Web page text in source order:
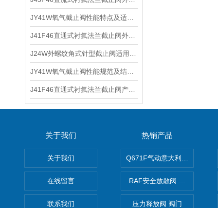
关于我们
关于我们
在线留言
联系我们
热销产品
Q671F气动意大利式薄型球阀
RAF安全放散阀 阀生产
压力释放阀 阀门